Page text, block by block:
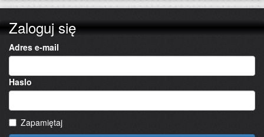
Zaloguj się
Adres e-mail
Haslo
Zapamiętaj